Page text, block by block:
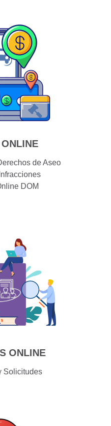
de Aseo
DOM
ONLINE
Solicitudes